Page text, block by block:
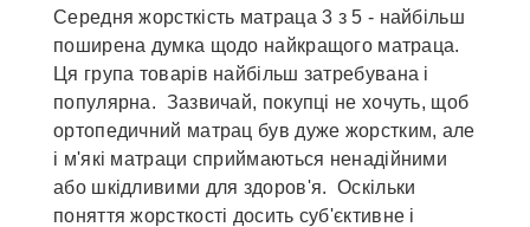
Середня жорсткість матраца 3 з 5 - найбільш
поширена думка щодо найкращого матраца.
Ця група товарів найбільш затребувана і
популярна. Зазвичай, покупці не хочуть, щоб
ортопедичний матрац був дуже жорстким, але
і м'які матраци сприймаються ненадійними
або шкідливими для здоров'я. Оскільки
поняття жорсткості досить суб'єктивне і